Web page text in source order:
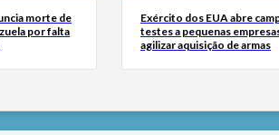
morte de
por falta
Exército dos EUA abre
testes a pequenas
agilizar aquisição de armas